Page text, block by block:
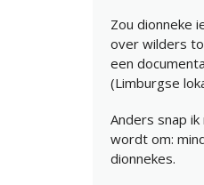
Zou dionneke
over wilders
een
(Limburgse
Anders snap
wordt om:
dionnekes.